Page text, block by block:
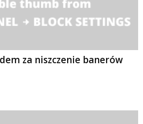
za niszczenie banerów